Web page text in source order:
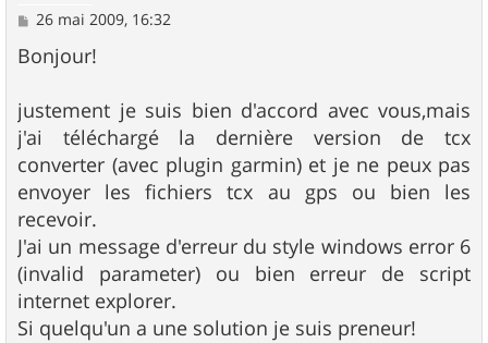
M
s
s
g
e
26 mai 2009, 16:32
Bonjour!
justement je suis bien d'accord avec vous,mais
j'ai téléchargé la dernière version de tcx
converter (avec plugin garmin) et je ne peux pas
envoyer les fichiers tcx au gps ou bien les
recevoir.
J'ai un message d'erreur du style windows error 6
(invalid parameter) ou bien erreur de script
internet explorer.
Si quelqu'un a une solution je suis preneur!